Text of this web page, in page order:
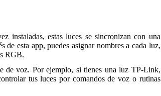
instaladas, estas luces se sincronizan con una
esta app, puedes asignar nombres a cada luz,
RGB.
de voz. Por ejemplo, si tienes una luz TP-Link,
tus luces por comandos de voz o rutinas